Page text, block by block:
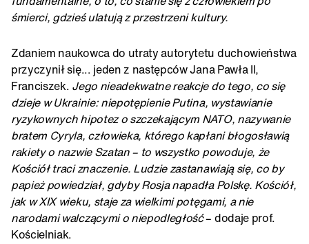
śmierci, gdzieś ulatują z przestrzeni kultury.
Zdaniem naukowca do utraty autorytetu duchowieństwa
przyczynił się... jeden z następców Jana Pawła II,
Franciszek. Jego nieadekwatne reakcje do tego, co się
dzieje w Ukrainie: niepotępienie Putina, wystawianie
ryzykownych hipotez o szczekającym NATO, nazywanie
bratem Cyryla, człowieka, którego kapłani błogosławią
rakiety o nazwie Szatan – to wszystko powoduje, że
Kościół traci znaczenie. Ludzie zastanawiają się, co by
papież powiedział, gdyby Rosja napadła Polskę. Kościół,
jak w XIX wieku, staje za wielkimi potęgami, a nie
narodami walczącymi o niepodległość– dodaje prof.
Kościelniak.